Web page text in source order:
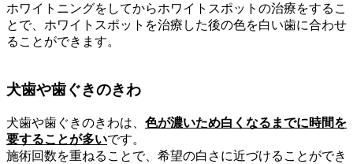
ホワイトニングをしてからホワイトスポットの治療をするこ
とで、ホワイトスポットを治療した後の色を白い歯に合わせ
ることができます。
犬歯や歯ぐきのきわ
犬歯や歯ぐきのきわは、 色が濃いため白くなるまでに時間を
要することが多いです。
施術回数を重ねることで、希望の白さに近づけることができ